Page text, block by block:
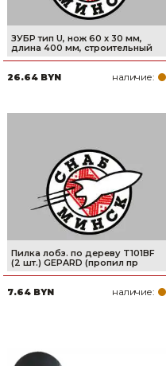
ЗУБР тип U, нож 60 х 30 мм,
длина 400 мм, строительный
26.64 BYN наличие:
Пилка лобз. по дереву T101BF
(2 шт.) GEPARD (пропил пр
7.64 BYN наличие: